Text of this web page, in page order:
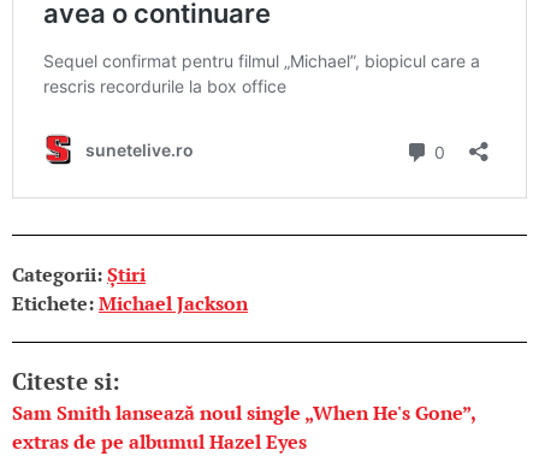
Categorii:Știri
Etichete:Michael Jackson
Citeste si:
Sam Smith lansează noul single „When He's Gone”,
extras de pe albumul Hazel Eyes